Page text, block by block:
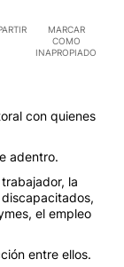
MARCAR
COMO
INAPROPIADO
con quienes
adentro.
la
el empleo
entre ellos.